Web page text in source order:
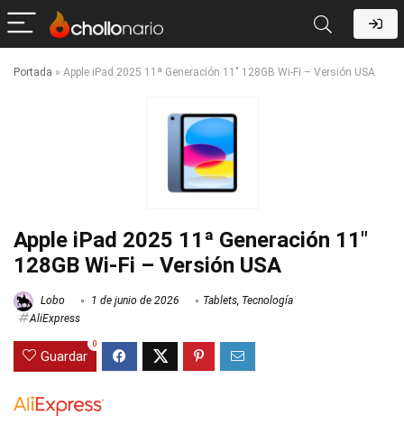
Portada » Apple iPad 2025 11ª Generación 11″ 128GB Wi-Fi – Versión USA
Apple iPad 2025 11ª Generación 11″
128GB Wi-Fi – Versión USA
Lobo 1 de junio de 2026 Tablets, Tecnología
AliExpress
Guardar
0